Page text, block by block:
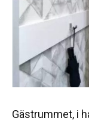
Gästrummet, i